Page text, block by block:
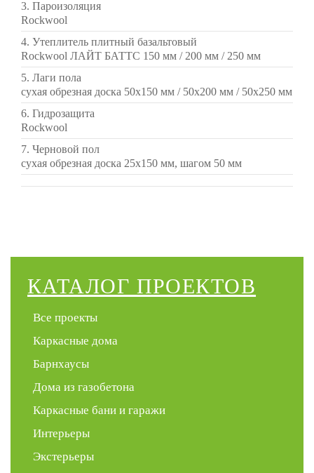
3. Пароизоляция
Rockwool
4. Утеплитель плитный базальтовый
Rockwool ЛАЙТ БАТТС 150 мм / 200 мм / 250 мм
5. Лаги пола
сухая обрезная доска 50х150 мм / 50х200 мм / 50х250 мм
6. Гидрозащита
Rockwool
7. Черновой пол
сухая обрезная доска 25х150 мм, шагом 50 мм
КАТАЛОГ ПРОЕКТОВ
Все проекты
Каркасные дома
Барнхаусы
Дома из газобетона
Каркасные бани и гаражи
Интерьеры
Экстерьеры